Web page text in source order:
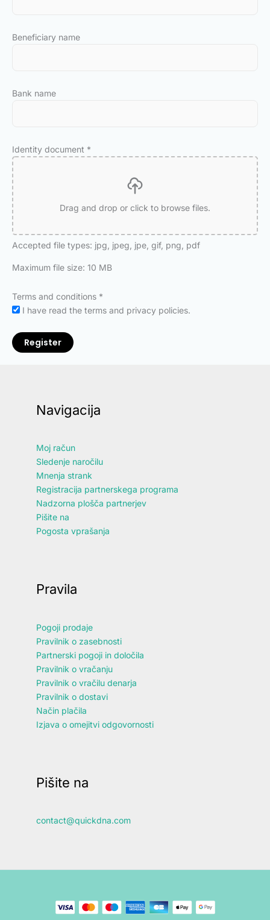
Beneficiary name
Bank name
Identity document *
Drag and drop or click to browse files.
Accepted file types: jpg, jpeg, jpe, gif, png, pdf
Maximum file size: 10 MB
Terms and conditions *
I have read the terms and privacy policies.
Register
Navigacija
Moj račun
Sledenje naročilu
Mnenja strank
Registracija partnerskega programa
Nadzorna plošča partnerjev
Pišite na
Pogosta vprašanja
Pravila
Pogoji prodaje
Pravilnik o zasebnosti
Partnerski pogoji in določila
Pravilnik o vračanju
Pravilnik o vračilu denarja
Pravilnik o dostavi
Način plačila
Izjava o omejitvi odgovornosti
Pišite na
contact@quickdna.com